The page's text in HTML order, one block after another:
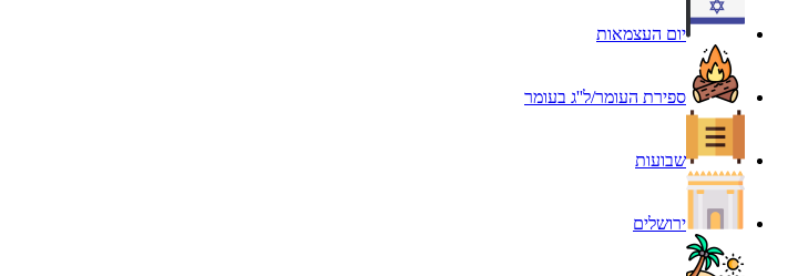
יום העצמאות
ספירת העומר/ל''ג בעומר
שבועות
ירושלים